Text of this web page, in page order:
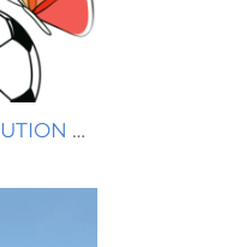
KÖRPER ALS KAPITAL – PROSTITUTION & MENSCHENRECHTE